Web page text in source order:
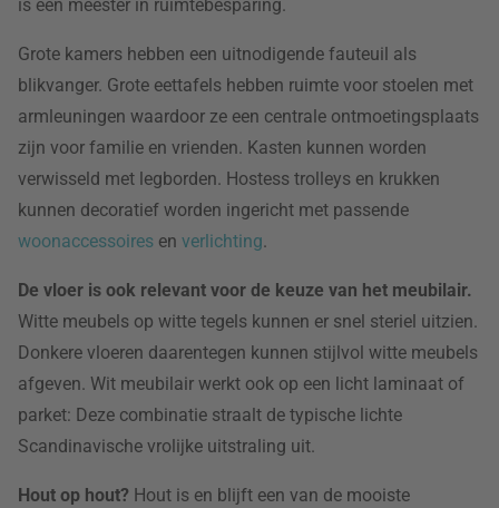
is een meester in ruimtebesparing.
Grote kamers hebben een uitnodigende fauteuil als
blikvanger. Grote eettafels hebben ruimte voor stoelen met
armleuningen waardoor ze een centrale ontmoetingsplaats
zijn voor familie en vrienden. Kasten kunnen worden
verwisseld met legborden. Hostess trolleys en krukken
kunnen decoratief worden ingericht met passende
woonaccessoires en verlichting.
De vloer is ook relevant voor de keuze van het meubilair.
Witte meubels op witte tegels kunnen er snel steriel uitzien.
Donkere vloeren daarentegen kunnen stijlvol witte meubels
afgeven. Wit meubilair werkt ook op een licht laminaat of
parket: Deze combinatie straalt de typische lichte
Scandinavische vrolijke uitstraling uit.
Hout op hout? Hout is en blijft een van de mooiste